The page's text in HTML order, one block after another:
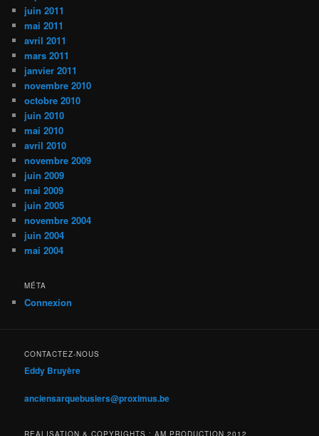
juin 2011
mai 2011
avril 2011
mars 2011
janvier 2011
novembre 2010
octobre 2010
juin 2010
mai 2010
avril 2010
novembre 2009
juin 2009
mai 2009
juin 2005
novembre 2004
juin 2004
mai 2004
MÉTA
Connexion
CONTACTEZ-NOUS
Eddy Bruyère
anciensarquebusiers@proximus.be
REALISATION & COPYRIGHTS : AM PRODUCTION 2012